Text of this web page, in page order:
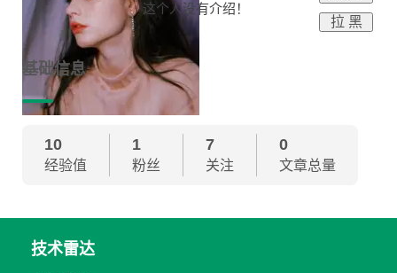
这个人没有介绍！
拉 黑
基础信息
10
经验值
1
粉丝
7
关注
0
文章总量
技术雷达